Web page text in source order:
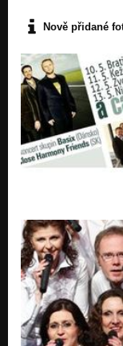
Nově přidané